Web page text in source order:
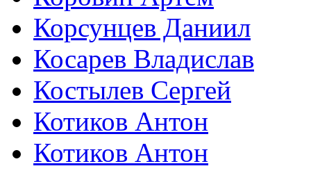
Корсунцев Даниил
Косарев Владислав
Костылев Сергей
Котиков Антон
Котиков Антон